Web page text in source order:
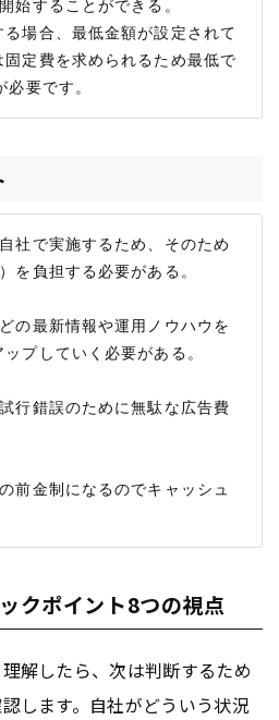
始することができる。
る場合、最低金額が設定されて
定費を求められるため最低で
社で実施するため、そのため
を負担する必要がある。
の最新情報や運用ノウハウを
プしていく必要がある。
行錯誤のために無駄な広告費
前金制になるのでキャッシュ
クポイント8つの視点
解したら、次は判断するため
します。自社がどういう状況